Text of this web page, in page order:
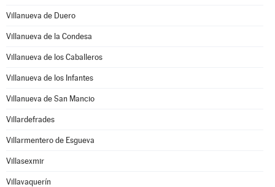
Villanueva de Duero
Villanueva de la Condesa
Villanueva de los Caballeros
Villanueva de los Infantes
Villanueva de San Mancio
Villardefrades
Villarmentero de Esgueva
Villasexmir
Villavaquerín